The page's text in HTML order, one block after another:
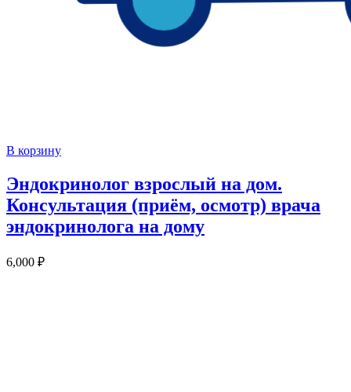
В корзину
Эндокринолог взрослый на дом.
Консультация (приём, осмотр) врача
эндокринолога на дому
6,000 ₽